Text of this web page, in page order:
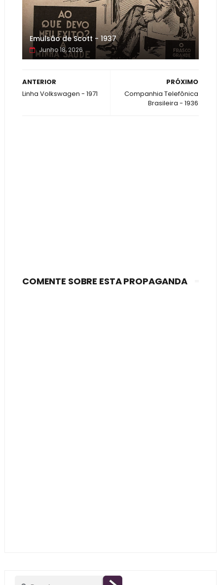
Emulsão de Scott - 1937
Junho 18, 2026
PRÓXIMO
Companhia Telefônica
Brasileira - 1936
ANTERIOR
Linha Volkswagen - 1971
COMENTE SOBRE ESTA PROPAGANDA